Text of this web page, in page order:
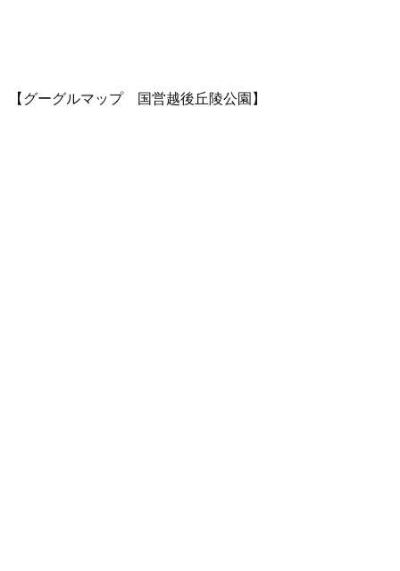
【グーグルマップ 国営越後丘陵公園】